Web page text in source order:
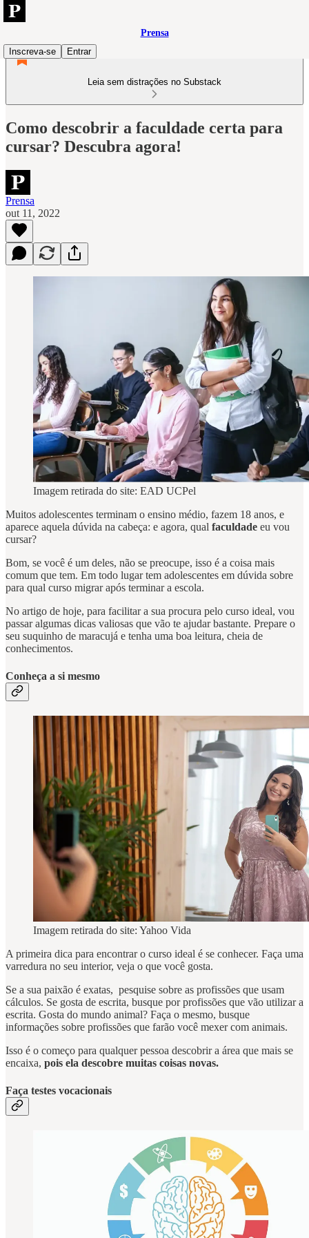
Prensa
Inscreva-se
Entrar
Leia sem distrações no Substack
Como descobrir a faculdade certa para
cursar? Descubra agora!
Prensa
out 11, 2022
Imagem retirada do site: EAD UCPel
Muitos adolescentes terminam o ensino médio, fazem 18 anos, e
aparece aquela dúvida na cabeça: e agora, qual faculdade eu vou
cursar?
Bom, se você é um deles, não se preocupe, isso é a coisa mais
comum que tem. Em todo lugar tem adolescentes em dúvida sobre
para qual curso migrar após terminar a escola.
No artigo de hoje, para facilitar a sua procura pelo curso ideal, vou
passar algumas dicas valiosas que vão te ajudar bastante. Prepare o
seu suquinho de maracujá e tenha uma boa leitura, cheia de
conhecimentos.
Conheça a si mesmo
Imagem retirada do site: Yahoo Vida
A primeira dica para encontrar o curso ideal é se conhecer. Faça uma
varredura no seu interior, veja o que você gosta.
Se a sua paixão é exatas, pesquise sobre as profissões que usam
cálculos. Se gosta de escrita, busque por profissões que vão utilizar a
escrita. Gosta do mundo animal? Faça o mesmo, busque
informações sobre profissões que farão você mexer com animais.
Isso é o começo para qualquer pessoa descobrir a área que mais se
encaixa, pois ela descobre muitas coisas novas.
Faça testes vocacionais